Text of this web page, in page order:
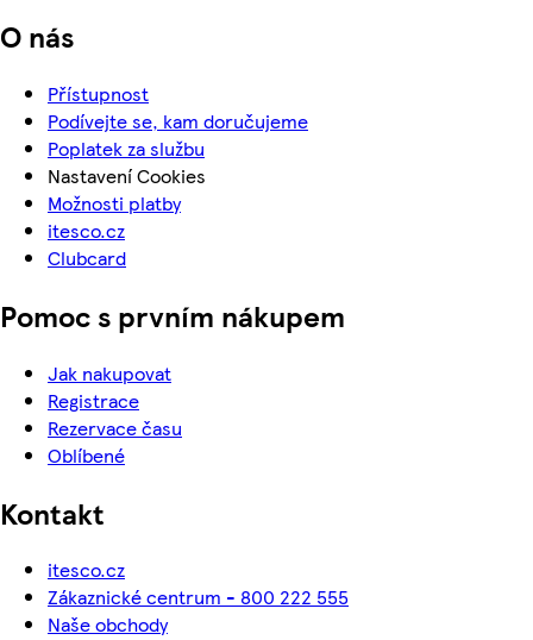
O nás
Přístupnost
Podívejte se, kam doručujeme
Poplatek za službu
Nastavení Cookies
Možnosti platby
itesco.cz
Clubcard
Pomoc s prvním nákupem
Jak nakupovat
Registrace
Rezervace času
Oblíbené
Kontakt
itesco.cz
Zákaznické centrum - 800 222 555
Naše obchody